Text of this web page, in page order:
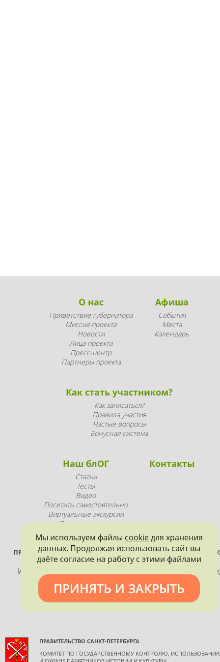
О нас
Приветствие губернатора
Миссия проекта
Новости
Лица проекта
Пресс-центр
Партнеры проекта
Афиша
События
Места
Календарь
Как стать участником?
Как записаться?
Правила участия
Частые вопросы
Бонусная система
Наш блОГ
Статьи
Тесты
Видео
Посетить самостоятельно
Виртуальные экскурсии
Промопродукция
Контакты
ПРОЕКТ РЕАЛИЗУЕТСЯ ПРИ ПОДДЕРЖКЕ ПРАВИТЕЛЬСТВА
ПЕТЕРБУРГА
Использование материалов, размещенных на
допускается только с согласия правообладателя и
обязательной ссылкой на источник информации.
ПРАВИТЕЛЬСТВО САНКТ-ПЕТЕРБУРГА
КОМИТЕТ ПО ГОСУДАРСТВЕННОМУ КОНТРОЛЮ,
Мы используем файлы cookieдля хранения
данных. Продолжая использовать сайт вы
даёте согласие на работу с этими файлами
ПРИНЯТЬ И ЗАКРЫТЬ